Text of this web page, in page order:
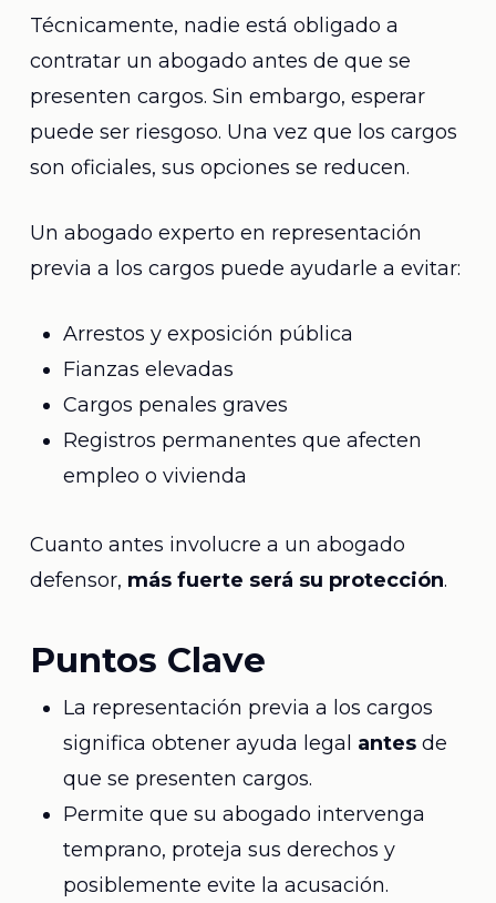
Técnicamente, nadie está obligado a
contratar un abogado antes de que se
presenten cargos. Sin embargo, esperar
puede ser riesgoso. Una vez que los cargos
son oficiales, sus opciones se reducen.
Un abogado experto en representación
previa a los cargos puede ayudarle a evitar:
Arrestos y exposición pública
Fianzas elevadas
Cargos penales graves
Registros permanentes que afecten
empleo o vivienda
Cuanto antes involucre a un abogado
defensor, más fuerte será su protección.
Puntos Clave
La representación previa a los cargos
significa obtener ayuda legal antesde
que se presenten cargos.
Permite que su abogado intervenga
temprano, proteja sus derechos y
posiblemente evite la acusación.